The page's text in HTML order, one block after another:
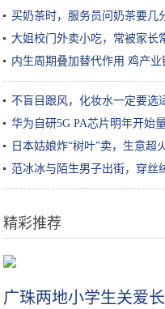
买奶茶时，服务员问奶茶要几
大姐校门外卖小吃，常被家长
内生周期叠加替代作用 鸡产业
不盲目跟风，化妆水一定要选
吗？
华为自研5G PA芯片明年开始
日本姑娘炸“树叶”卖，生意超
范冰冰与陌生男子出街，穿丝
精彩推荐
广珠两地小学生关爱